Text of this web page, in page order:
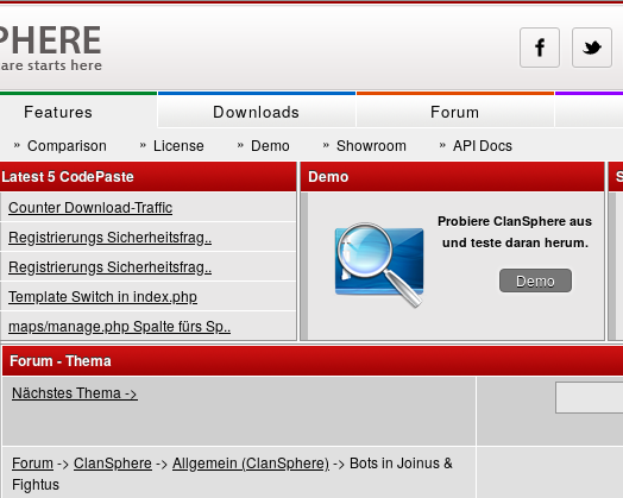
Features Downloads Forum
» Comparison » License » Demo » Showroom » API Docs
Latest 5 CodePaste
Counter Download-Traffic
Registrierungs Sicherheitsfrag..
Registrierungs Sicherheitsfrag..
Template Switch in index.php
maps/manage.php Spalte fürs Sp..
Demo
Probiere ClanSphere aus
und teste daran herum.
Demo
Forum - Thema
Nächstes Thema ->
Forum-> ClanSphere -> Allgemein (ClanSphere) -> Bots in Joinus &
Fightus